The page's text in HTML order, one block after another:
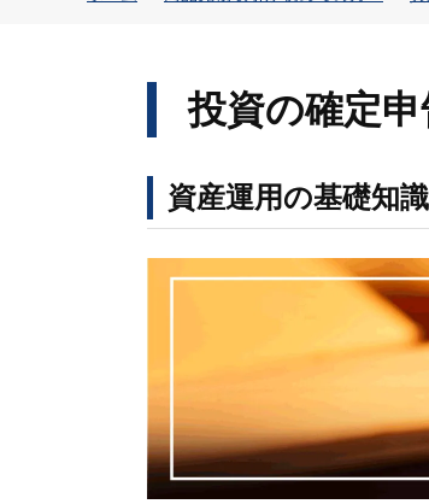
投資の確定
資産運用の基礎知